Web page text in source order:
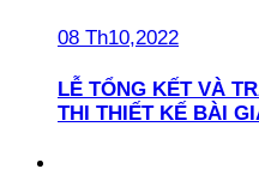
08 Th10,2022
LỄ TỔNG KẾT VÀ
THI THIẾT KẾ BÀI